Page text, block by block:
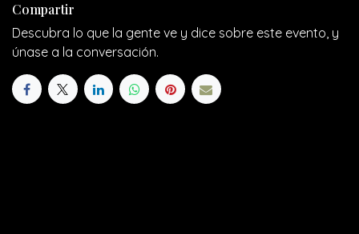
Compartir
Descubra lo que la gente ve y dice sobre este evento, y
únase a la conversación.